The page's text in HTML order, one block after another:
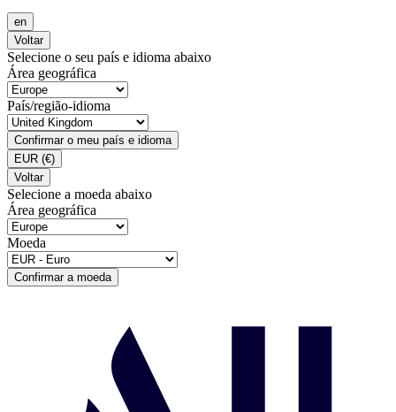
en
Voltar
Selecione o seu país e idioma abaixo
Área geográfica
País/região-idioma
Confirmar o meu país e idioma
EUR (€)
Voltar
Selecione a moeda abaixo
Área geográfica
Moeda
Confirmar a moeda